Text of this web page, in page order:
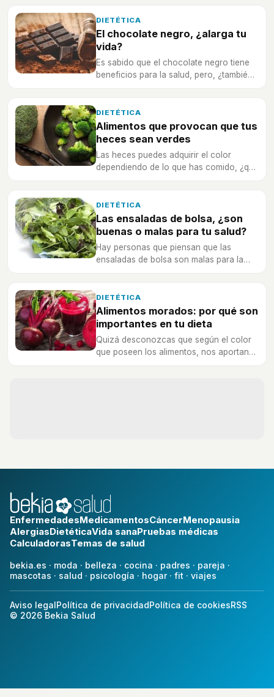
DIETÉTICA
El chocolate negro, ¿alarga tu
vida?
Es sabido que el chocolate negro tiene
beneficios para la salud, pero, ¿también
DIETÉTICA
Alimentos que provocan que tus
heces sean verdes
Las heces puedes adquirir el color
dependiendo de lo que has comido, ¿qué
DIETÉTICA
Las ensaladas de bolsa, ¿son
buenas o malas para tu salud?
Hay personas que piensan que las
ensaladas de bolsa son malas para la
DIETÉTICA
Alimentos morados: por qué son
importantes en tu dieta
Quizá desconozcas que según el color
que poseen los alimentos, nos aportan
EnfermedadesMedicamentosCáncerMenopausia
AlergiasDietéticaVida sanaPruebas médicas
CalculadorasTemas de salud
bekia.es · moda · belleza · cocina · padres · pareja ·
mascotas · salud · psicología · hogar· fit · viajes
Aviso legalPolítica de privacidadPolítica de cookiesRSS
© 2026 Bekia Salud